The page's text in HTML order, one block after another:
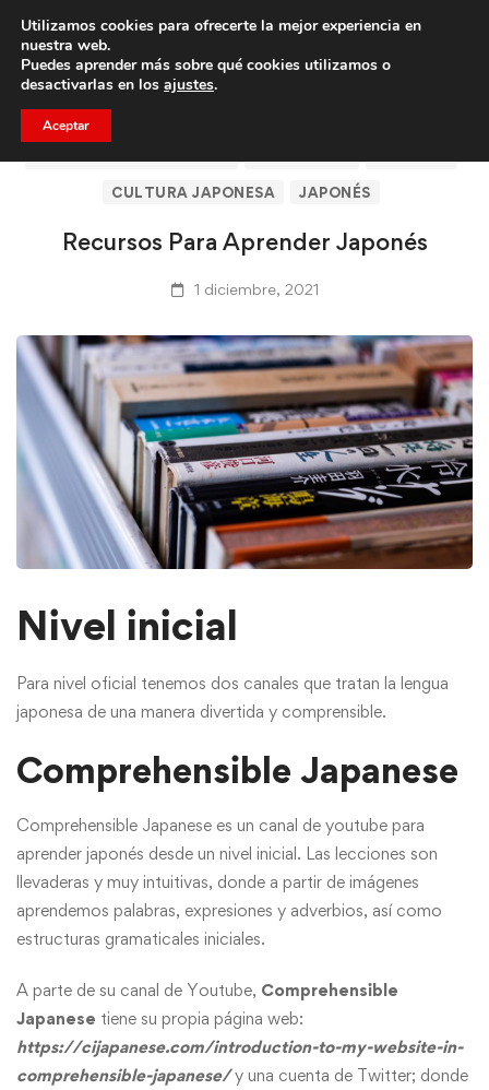
Trae a un amigo y llevaos un total de 75€ de descuento.
CULTURA JAPONESA
JAPONÉS
Recursos Para Aprender Japonés
1 diciembre, 2021
Nivel inicial
Para nivel oficial tenemos dos canales que tratan la lengua
japonesa de una manera divertida y comprensible.
Comprehensible Japanese
Comprehensible Japanese es un canal de youtube para
aprender japonés desde un nivel inicial. Las lecciones son
llevaderas y muy intuitivas, donde a partir de imágenes
aprendemos palabras, expresiones y adverbios, así como
estructuras gramaticales iniciales.
A parte de su canal de Youtube, Comprehensible
Japanese tiene su propia página web:
https://cijapanese.com/introduction-to-my-website-in-
comprehensible-japanese/y una cuenta de Twitter; donde
Utilizamos cookies para ofrecerte la mejor experiencia en
nuestra web.
Puedes aprender más sobre qué cookies utilizamos o
desactivarlas en los ajustes.
Aceptar